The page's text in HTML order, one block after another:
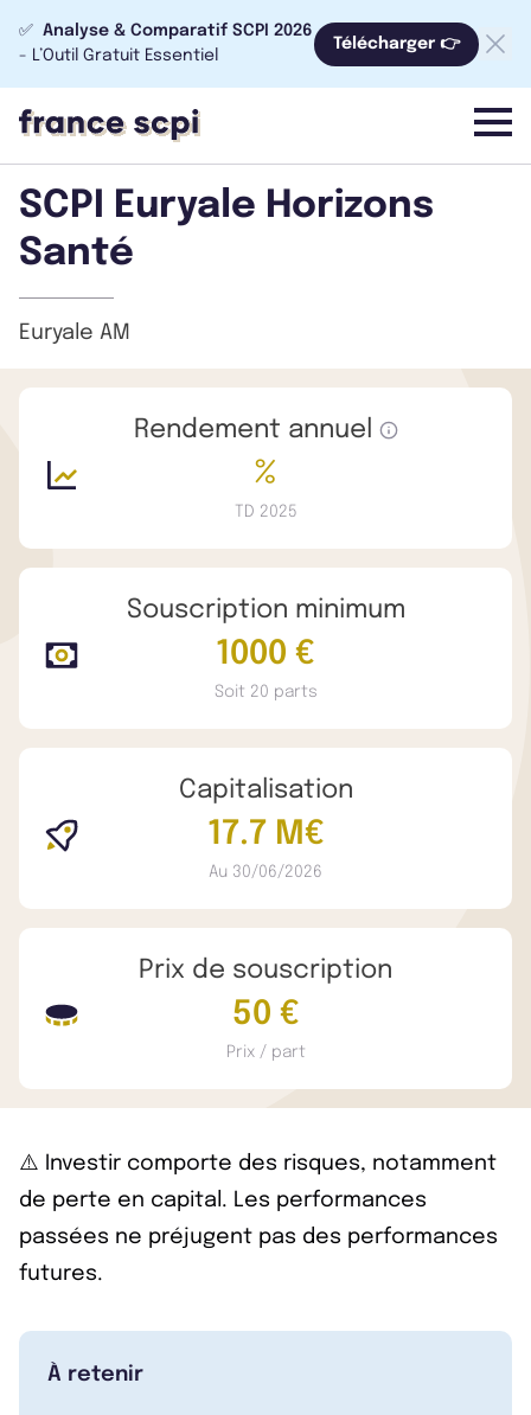
✅ Analyse & Comparatif SCPI 2026
- L’Outil Gratuit Essentiel
Télécharger 👉
menu
SCPI Euryale Horizons
Santé
Euryale AM
Rendement annuel
%
TD 2025
Souscription minimum
1000 €
Soit 20 parts
Capitalisation
17.7 M€
Au 30/06/2026
Prix de souscription
50 €
Prix / part
⚠️ Investir comporte des risques, notamment
de perte en capital. Les performances
passées ne préjugent pas des performances
futures.
À retenir